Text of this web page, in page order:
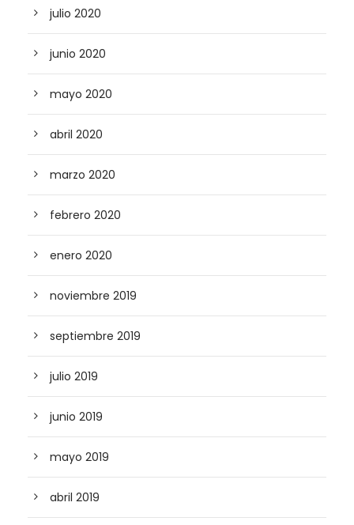
julio 2020
junio 2020
mayo 2020
abril 2020
marzo 2020
febrero 2020
enero 2020
noviembre 2019
septiembre 2019
julio 2019
junio 2019
mayo 2019
abril 2019